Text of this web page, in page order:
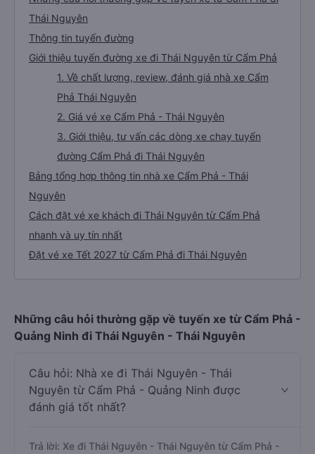
Thái Nguyên
Thông tin tuyến đường
Giới thiệu tuyến đường xe đi Thái Nguyên từ Cẩm Phả
1. Về chất lượng, review, đánh giá nhà xe Cẩm
Phả Thái Nguyên
2. Giá vé xe Cẩm Phả - Thái Nguyên
3. Giới thiệu, tư vấn các dòng xe chạy tuyến
đường Cẩm Phả đi Thái Nguyên
Bảng tổng hợp thông tin nhà xe Cẩm Phả - Thái
Nguyên
Cách đặt vé xe khách đi Thái Nguyên từ Cẩm Phả
nhanh và uy tín nhất
Đặt vé xe Tết 2027 từ Cẩm Phả đi Thái Nguyên
Những câu hỏi thường gặp về tuyến xe từ Cẩm Phả -
Quảng Ninh đi Thái Nguyên - Thái Nguyên
Câu hỏi: Nhà xe đi Thái Nguyên - Thái
Nguyên từ Cẩm Phả - Quảng Ninh được
đánh giá tốt nhất?
Trả lời: Xe đi Thái Nguyên - Thái Nguyên từ Cẩm Phả -